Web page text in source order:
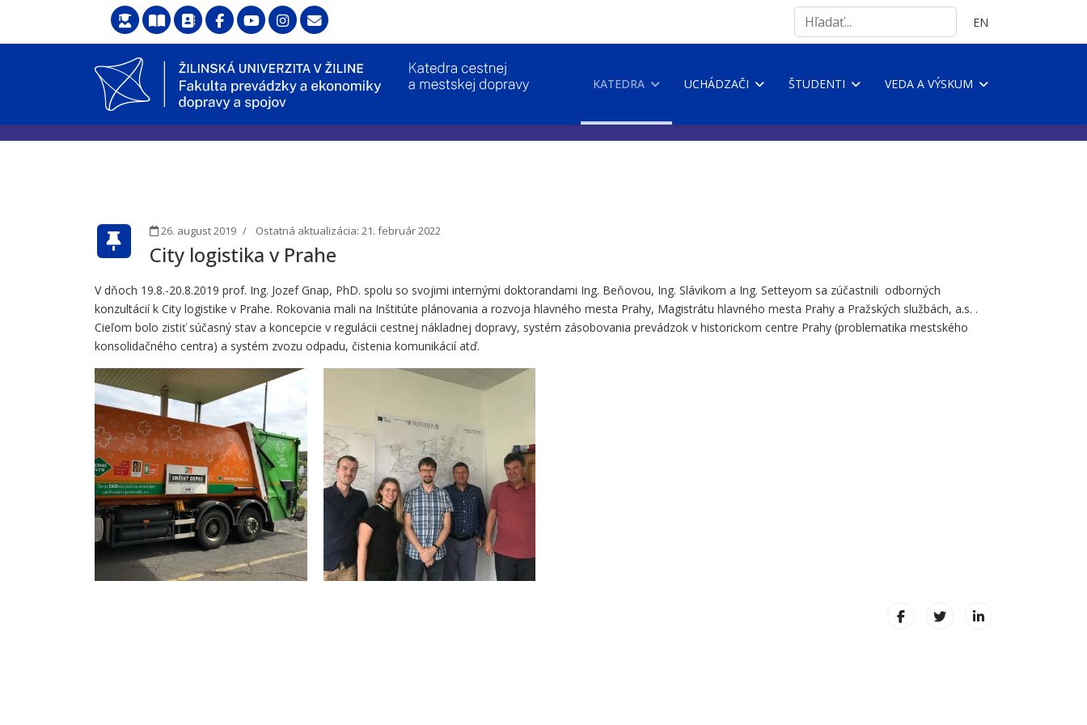
Search
...
Vyberte váš jazyk
EN
KATEDRA UCHÁDZAČI ŠTUDENTI VEDA A VÝSKUM
26. august 2019 Ostatná aktualizácia: 21. február 2022
City logistika v Prahe
V dňoch 19.8.-20.8.2019 prof. Ing. Jozef Gnap, PhD. spolu so svojimi internými doktorandami Ing. Beňovou, Ing. Slávikom a Ing. Setteyom sa zúčastnili odborných
konzultácií k City logistike v Prahe. Rokovania mali na Inštitúte plánovania a rozvoja hlavného mesta Prahy, Magistrátu hlavného mesta Prahy a Pražských službách, a.s. .
Cieľom bolo zistiť súčasný stav a koncepcie v regulácii cestnej nákladnej dopravy, systém zásobovania prevádzok v historickom centre Prahy (problematika mestského
konsolidačného centra) a systém zvozu odpadu, čistenia komunikácií atď.